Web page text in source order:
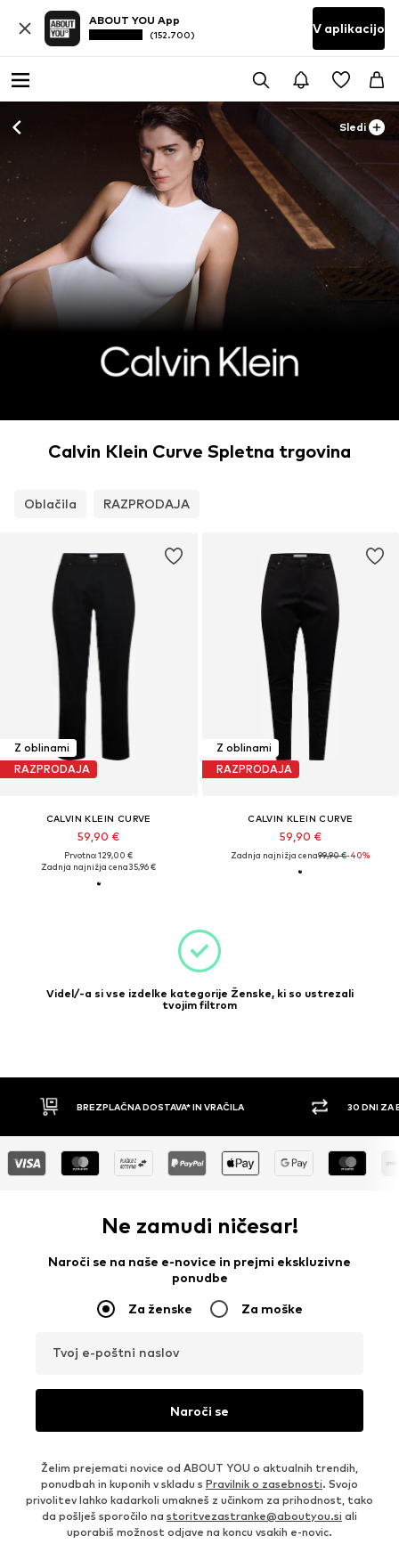
ABOUT YOU App
(152.700) V aplikacijo
Sledi
Calvin Klein Curve Spletna trgovina
Oblačila RAZPRODAJA
Z oblinami
RAZPRODAJA
CALVIN KLEIN CURVE
59,90 €
Prvotno: 129,00 €
Zadnja najnižja cena35,96 €
Z oblinami
RAZPRODAJA
CALVIN KLEIN CURVE
59,90 €
Zadnja najnižja cena99,90 €-40%
Videl/-a si vse izdelke kategorije Ženske, ki so ustrezali
tvojim filtrom
BREZPLAČNA DOSTAVA* IN VRAČILA 30 DNI ZA
Ne zamudi ničesar!
Naroči se na naše e-novice in prejmi ekskluzivne
ponudbe
Za ženske Za moške
Tvoj e-poštni naslov
Naroči se
Želim prejemati novice od ABOUT YOU o aktualnih trendih,
ponudbah in kuponih v skladu s Pravilnik o zasebnosti. Svojo
privolitev lahko kadarkoli umakneš z učinkom za prihodnost, tako
da pošlješ sporočilo na storitvezastranke@aboutyou.si ali
uporabiš možnost odjave na koncu vsakih e-novic.